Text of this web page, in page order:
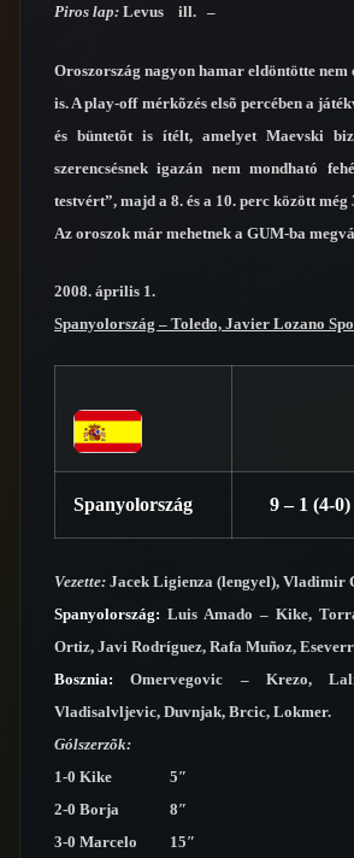
Piros lap: Levus ill. –
Oroszország nagyon hamar eldöntötte
is. A play-off mérkõzés elsõ percében a
és büntetõt is ítélt, amelyet Maevski
szerencsésnek igazán nem mondható
testvért”, majd a 8. és a 10. perc között még
Az oroszok már mehetnek a GUM-ba
2008. április 1.
Spanyolország – Toledo, Javier Lozano
Spanyolország 9 – 1 (4-
Vezette: Jacek Ligienza (lengyel), Vladimir
Spanyolország: Luis Amado – Kike,
Ortiz, Javi Rodríguez, Rafa Muñoz,
Bosznia: Omervegovic – Krezo,
Vladisalvljevic, Duvnjak, Brcic, Lokmer.
Gólszerzõk:
1-0 Kike 5″
2-0 Borja 8″
3-0 Marcelo 15″